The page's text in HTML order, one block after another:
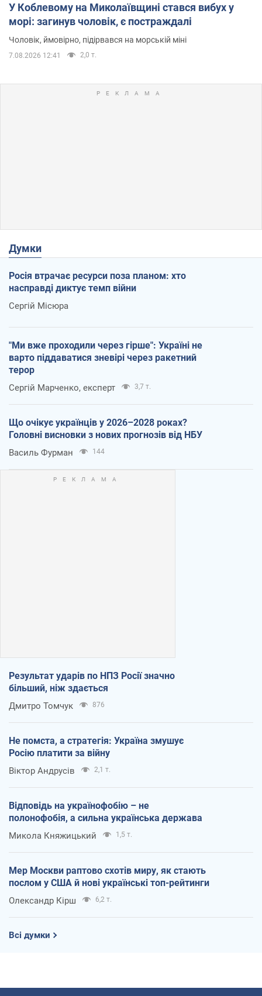
У Коблевому на Миколаївщині стався вибух у
морі: загинув чоловік, є постраждалі
Чоловік, ймовірно, підірвався на морській міні
7.08.2026 12:41 2,0 т.
Думки
Росія втрачає ресурси поза планом: хто
насправді диктує темп війни
Сергій Місюра
"Ми вже проходили через гірше": Україні не
варто піддаватися зневірі через ракетний
терор
Сергій Марченко, експерт 3,7 т.
Що очікує українців у 2026–2028 роках?
Головні висновки з нових прогнозів від НБУ
Василь Фурман 144
Результат ударів по НПЗ Росії значно
більший, ніж здається
Дмитро Томчук 876
Не помста, а стратегія: Україна змушує
Росію платити за війну
Віктор Андрусів 2,1 т.
Відповідь на українофобію – не
полонофобія, а сильна українська держава
Микола Княжицький 1,5 т.
Мер Москви раптово схотів миру, як стають
послом у США й нові українські топ-рейтинги
Олександр Кірш 6,2 т.
Всі думки